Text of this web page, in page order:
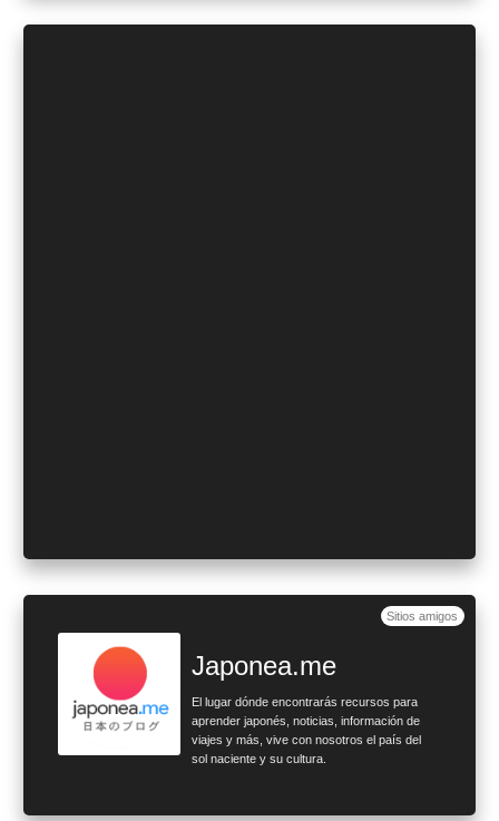
Sitios amigos
Japonea.me
El lugar dónde encontrarás recursos para
aprender japonés, noticias, información de
viajes y más, vive con nosotros el país del
sol naciente y su cultura.